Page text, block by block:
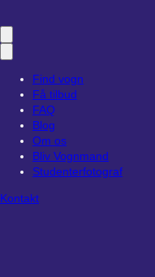
Find vogn
Få tilbud
FAQ
Blog
Om os
Bliv Vognmand
Studenterfotograf
Kontakt